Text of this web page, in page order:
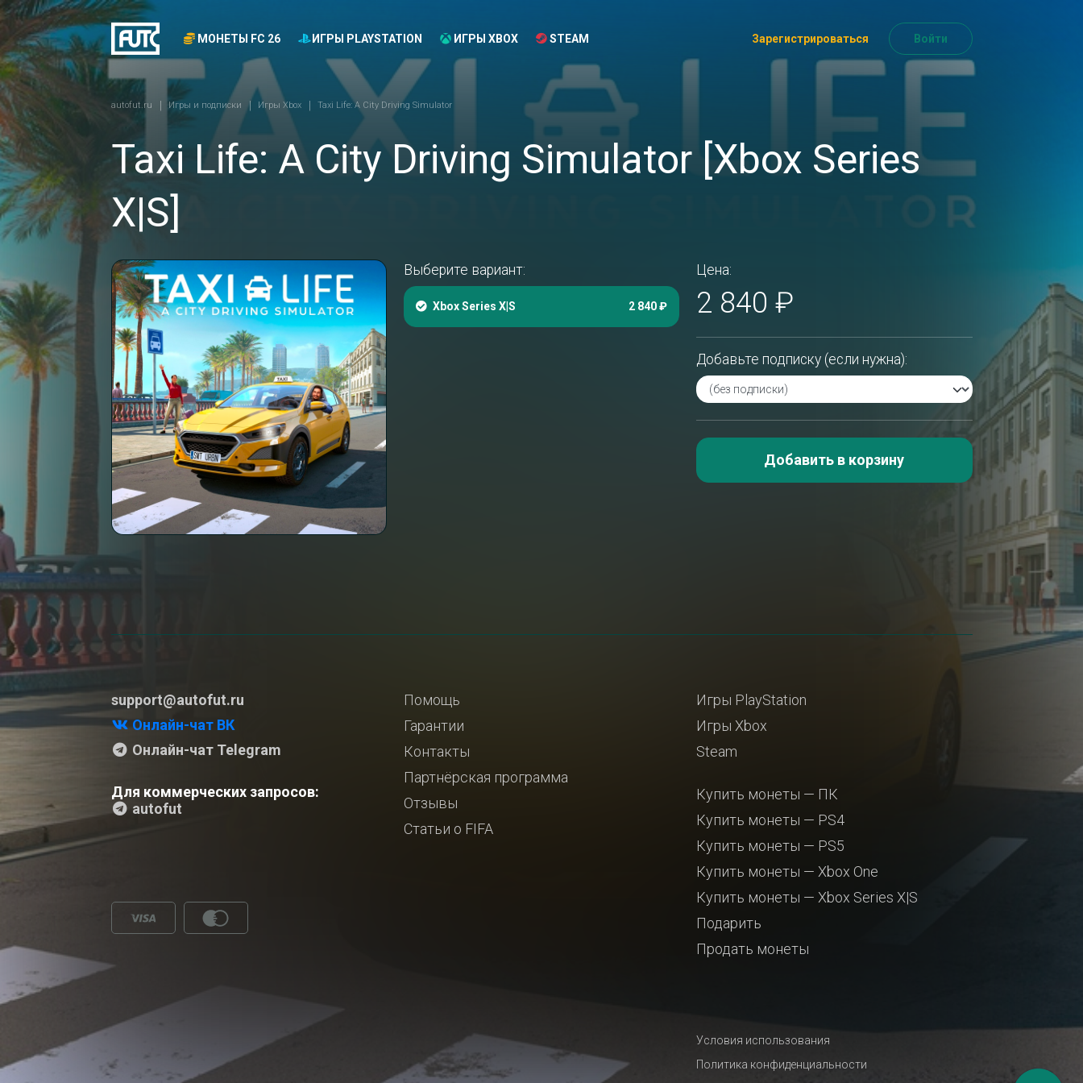
МОНЕТЫ FC 26 ИГРЫ PLAYSTATION ИГРЫ XBOX STEAM Зарегистрироваться Войти
autofut.ru Игры и подписки Игры Xbox Taxi Life: A City Driving Simulator
Taxi Life: A City Driving Simulator [Xbox Series
X|S]
Выберите вариант:
Xbox Series X|S 2 840 ₽
Цена:
2 840 ₽
Добавьте подписку (если нужна):
Добавить в корзину
support@autofut.ru
Онлайн-чат ВК
Онлайн-чат Telegram
Для коммерческих запросов:
autofut
Помощь
Гарантии
Контакты
Партнёрская программа
Отзывы
Статьи о FIFA
Игры PlayStation
Игры Xbox
Steam
Купить монеты — ПК
Купить монеты — PS4
Купить монеты — PS5
Купить монеты — Xbox One
Купить монеты — Xbox Series X|S
Подарить
Продать монеты
Условия использования
Политика конфиденциальности